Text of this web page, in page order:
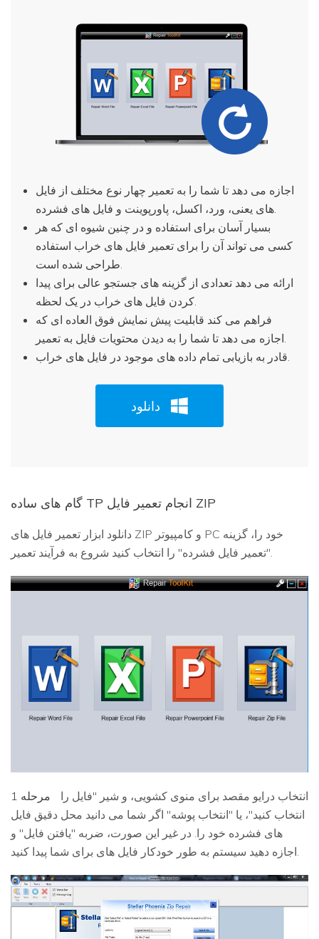
اجازه می دهد تا شما را به تعمیر چهار نوع مختلف از فایل
های یعنی، ورد، اکسل، پاورپوینت و فایل های فشرده.
بسیار آسان برای استفاده و در چنین شیوه ای که هر
کسی می تواند آن را برای تعمیر فایل های خراب استفاده
طراحی شده است.
ارائه می دهد تعدادی از گزینه های جستجو عالی برای پیدا
کردن فایل های خراب در یک لحظه.
فراهم می کند قابلیت پیش نمایش فوق العاده ای که
اجازه می دهد تا شما را به دیدن محتویات فایل به تعمیر.
قادر به بازیابی تمام داده های موجود در فایل های خراب.
دانلود
گام های ساده TP انجام تعمیر فایل ZIP
دانلود ابزار تعمیر فایل های ZIP و کامپیوتر PC خود را، گزینه
"تعمیر فایل فشرده" را انتخاب کنید شروع به فرآیند تعمیر.
مرحله 1
انتخاب کنید"، یا "انتخاب پوشه" اگر شما می دانید محل دقیق فایل
های فشرده خود را. در غیر این صورت، ضربه "یافتن فایل" و